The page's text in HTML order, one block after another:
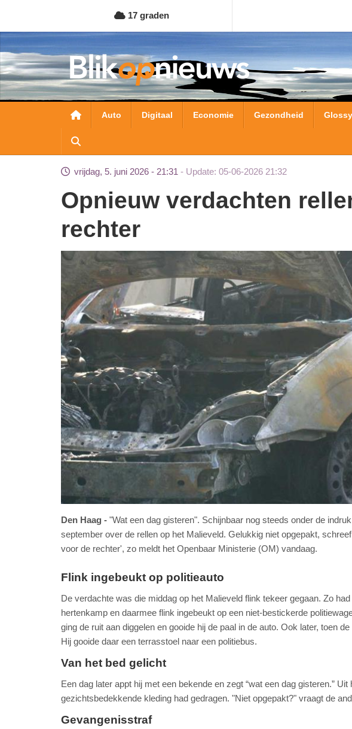
naar
de
inhoud
gaan
17 graden
Hoofdnavigatie
Auto Digitaal Economie Gezondheid Glossy
vrijdag, 5. juni 2026 - 21:31 Update: 05-06-2026 21:32
Opnieuw verdachten rellen Malieveld voor de
rechter
Den Haag
"Wat een dag gisteren". Schijnbaar nog steeds onder de
september over de rellen op het Malieveld. Gelukkig niet opgepakt,
voor de rechter', zo meldt het Openbaar Ministerie (OM) vandaag.
Flink ingebeukt op politieauto
De verdachte was die middag op het Malieveld flink tekeer gegaan. Zo
hertenkamp en daarmee flink ingebeukt op een niet-bestickerde
ging de ruit aan diggelen en gooide hij de paal in de auto. Ook later, toen
Hij gooide daar een terrasstoel naar een politiebus.
Van het bed gelicht
Een dag later appt hij met een bekende en zegt “wat een dag gisteren.”
gezichtsbedekkende kleding had gedragen. "Niet opgepakt?" vraagt de
Gevangenisstraf